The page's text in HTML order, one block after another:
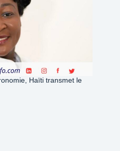
Haïti transmet le